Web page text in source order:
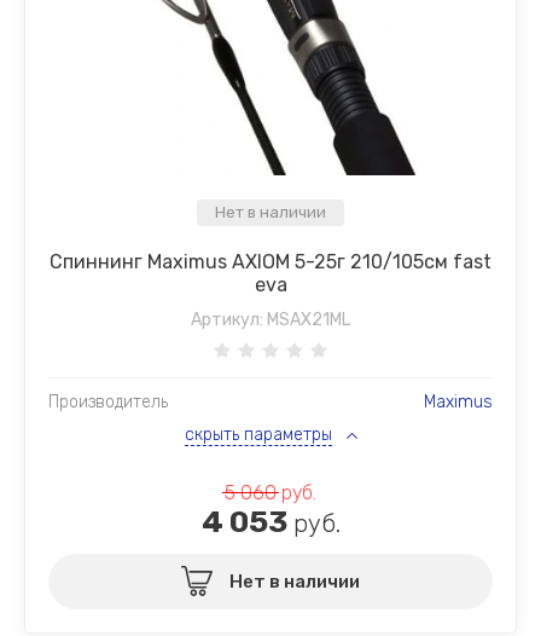
Нет в наличии
Спиннинг Maximus AXIOM 5-25г 210/105см fast
eva
Артикул: MSAX21ML
Производитель
Maximus
скрыть параметры
5 060руб.
4 053руб.
Нет в наличии